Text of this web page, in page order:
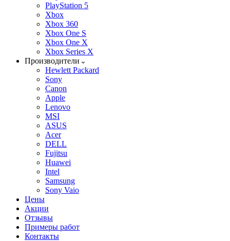
PlayStation 5
Xbox
Xbox 360
Xbox One S
Xbox One X
Xbox Series X
Производители
Hewlett Packard
Sony
Canon
Apple
Lenovo
MSI
ASUS
Acer
DELL
Fujitsu
Huawei
Intel
Samsung
Sony Vaio
Цены
Акции
Отзывы
Примеры работ
Контакты